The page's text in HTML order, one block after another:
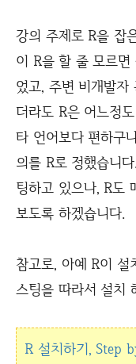
강의 주제로 R을 잡
이 R을 할 줄 모르
었고, 주변 비개발자
더라도 R은 어느정
타 언어보다 편하구
의를 R로 정했습니
팅하고 있으나, R도
보도록 하겠습니다.
참고로, 아예 R이 설
스팅을 따라서 설치
R 설치하기, Step